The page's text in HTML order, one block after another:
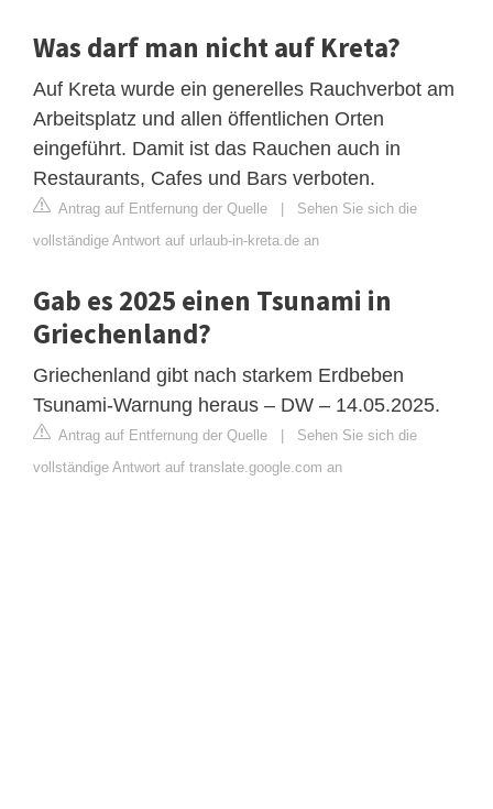
Was darf man nicht auf Kreta?
Auf Kreta wurde ein generelles Rauchverbot am
Arbeitsplatz und allen öffentlichen Orten
eingeführt. Damit ist das Rauchen auch in
Restaurants, Cafes und Bars verboten.
Antrag auf Entfernung der Quelle | Sehen Sie sich die
vollständige Antwort auf urlaub-in-kreta.de an
Gab es 2025 einen Tsunami in
Griechenland?
Griechenland gibt nach starkem Erdbeben
Tsunami-Warnung heraus – DW – 14.05.2025.
Antrag auf Entfernung der Quelle | Sehen Sie sich die
vollständige Antwort auf translate.google.com an